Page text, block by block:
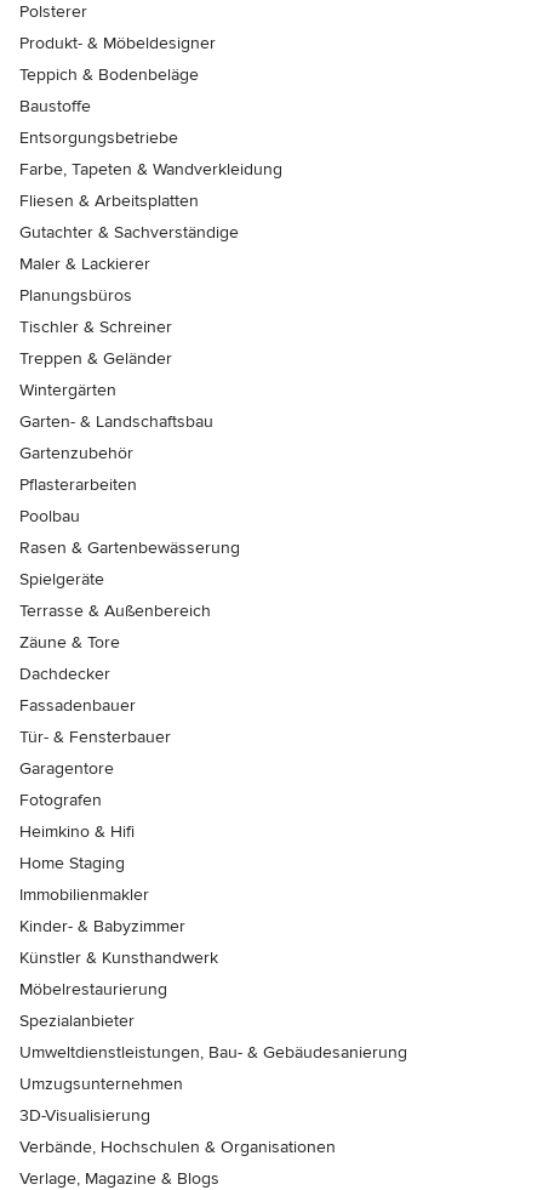
Polsterer
Produkt- & Möbeldesigner
Teppich & Bodenbeläge
Baustoffe
Entsorgungsbetriebe
Farbe, Tapeten & Wandverkleidung
Fliesen & Arbeitsplatten
Gutachter & Sachverständige
Maler & Lackierer
Planungsbüros
Tischler & Schreiner
Treppen & Geländer
Wintergärten
Garten- & Landschaftsbau
Gartenzubehör
Pflasterarbeiten
Poolbau
Rasen & Gartenbewässerung
Spielgeräte
Terrasse & Außenbereich
Zäune & Tore
Dachdecker
Fassadenbauer
Tür- & Fensterbauer
Garagentore
Fotografen
Heimkino & Hifi
Home Staging
Immobilienmakler
Kinder- & Babyzimmer
Künstler & Kunsthandwerk
Möbelrestaurierung
Spezialanbieter
Umweltdienstleistungen, Bau- & Gebäudesanierung
Umzugsunternehmen
3D-Visualisierung
Verbände, Hochschulen & Organisationen
Verlage, Magazine & Blogs